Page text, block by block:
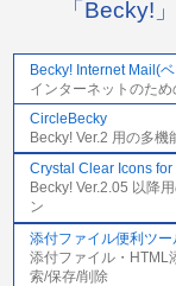
「Becky!
Becky! Internet Mail(
インターネットのた
CircleBecky
Becky! Ver.2 用の多機
Crystal Clear Icons for
Becky! Ver.2.05 以降
ン
添付ファイル便利ツ
添付ファイル・HTML
索/保存/削除